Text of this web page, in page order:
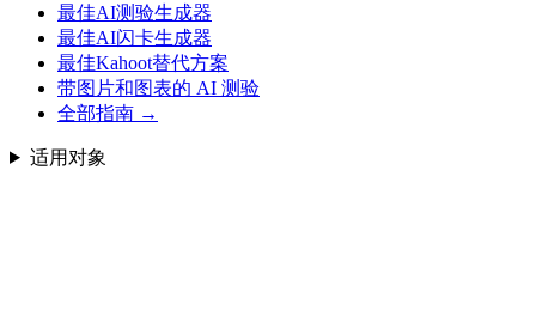
最佳AI测验生成器
最佳AI闪卡生成器
最佳Kahoot替代方案
带图片和图表的 AI 测验
全部指南 →
适用对象